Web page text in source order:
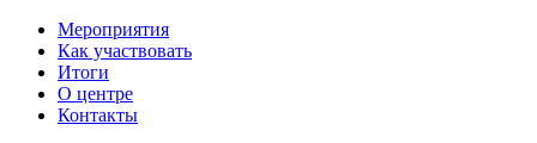
Мероприятия
Как участвовать
Итоги
О центре
Контакты